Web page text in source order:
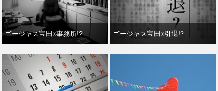
ゴージャス宝田×事務所!? ゴージャス宝田×引退!?